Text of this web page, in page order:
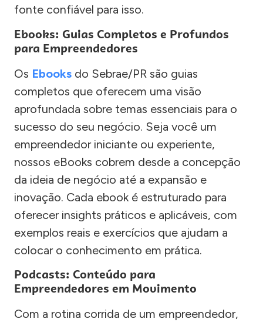
fonte confiável para isso.
Ebooks: Guias Completos e Profundos
para Empreendedores
Os Ebooks do Sebrae/PR são guias
completos que oferecem uma visão
aprofundada sobre temas essenciais para o
sucesso do seu negócio. Seja você um
empreendedor iniciante ou experiente,
nossos eBooks cobrem desde a concepção
da ideia de negócio até a expansão e
inovação. Cada ebook é estruturado para
oferecer insights práticos e aplicáveis, com
exemplos reais e exercícios que ajudam a
colocar o conhecimento em prática.
Podcasts: Conteúdo para
Empreendedores em Movimento
Com a rotina corrida de um empreendedor,